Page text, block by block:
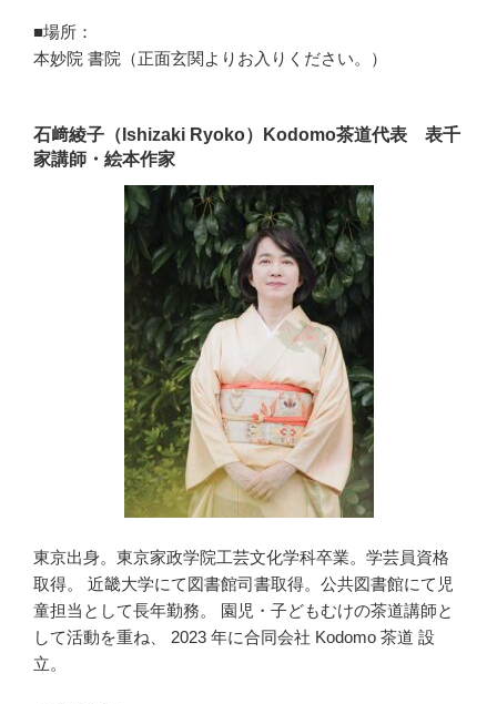
■場所：
本妙院 書院（正面玄関よりお入りください。）
石﨑綾子（Ishizaki Ryoko）Kodomo茶道代表 表千
家講師・絵本作家
東京出身。東京家政学院工芸文化学科卒業。学芸員資格
取得。 近畿大学にて図書館司書取得。公共図書館にて児
童担当として長年勤務。 園児・子どもむけの茶道講師と
して活動を重ね、 2023 年に合同会社 Kodomo 茶道 設
立。